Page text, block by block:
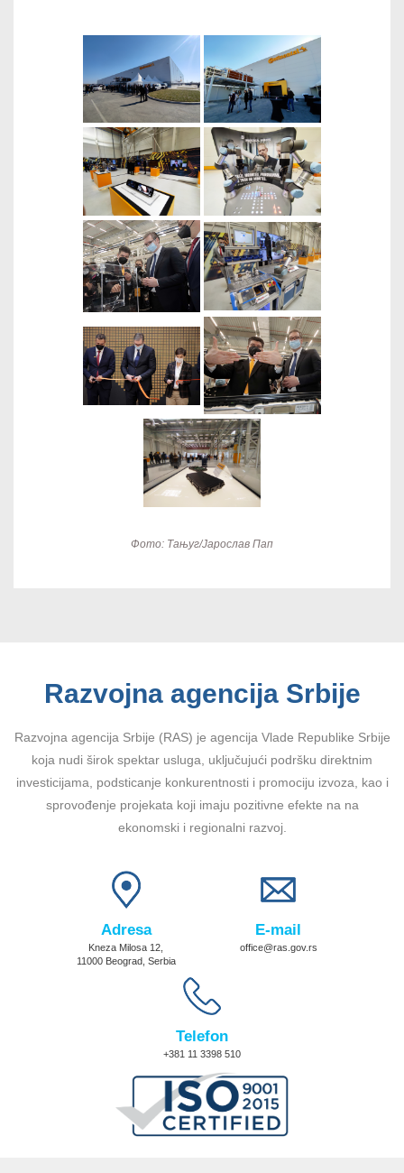
Фотo: Тањуг/Јарослав Пап
Razvojna agencija Srbije
Razvojna agencija Srbije (RAS) je agencija Vlade Republike Srbije
koja nudi širok spektar usluga, uključujući podršku direktnim
investicijama, podsticanje konkurentnosti i promociju izvoza, kao i
sprovođenje projekata koji imaju pozitivne efekte na na
ekonomski i regionalni razvoj.
Adresa
Kneza Milosa 12,
11000 Beograd, Serbia
E-mail
office@ras.gov.rs
Telefon
+381 11 3398 510